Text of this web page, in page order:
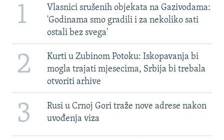
1
Vlasnici srušenih objekata na Gazivodama:
'Godinama smo gradili i za nekoliko sati
ostali bez svega'
2
Kurti u Zubinom Potoku: Iskopavanja bi
mogla trajati mjesecima, Srbija bi trebala
otvoriti arhive
3
Rusi u Crnoj Gori traže nove adrese nakon
uvođenja viza